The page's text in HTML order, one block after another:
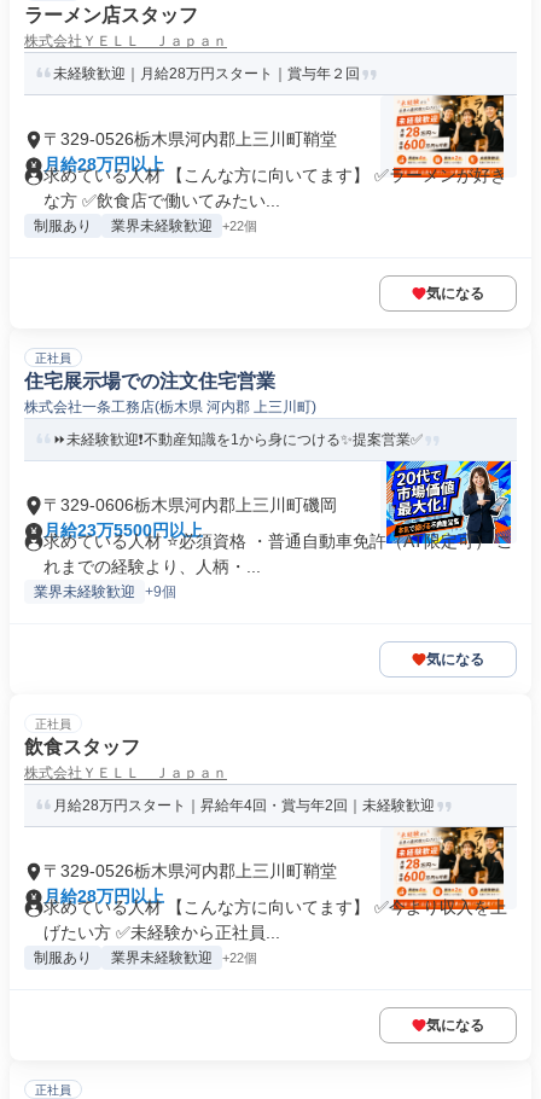
ラーメン店スタッフ
株式会社ＹＥＬＬ Ｊａｐａｎ
未経験歓迎｜月給28万円スタート｜賞与年２回
〒329-0526栃木県河内郡上三川町鞘堂
月給28万円以上
求めている人材 【こんな方に向いてます】 ✅ラーメンが好き
な方 ✅飲食店で働いてみたい...
制服あり 業界未経験歓迎 +22個
気になる
正社員
住宅展示場での注文住宅営業
株式会社一条工務店(栃木県 河内郡 上三川町)
⏩️未経験歓迎❗️不動産知識を1から身につける✨️提案営業✅
〒329-0606栃木県河内郡上三川町磯岡
月給23万5500円以上
求めている人材 ⭐必須資格 ・普通自動車免許（AT限定可） こ
れまでの経験より、人柄・...
業界未経験歓迎 +9個
気になる
正社員
飲食スタッフ
株式会社ＹＥＬＬ Ｊａｐａｎ
月給28万円スタート｜昇給年4回・賞与年2回｜未経験歓迎
〒329-0526栃木県河内郡上三川町鞘堂
月給28万円以上
求めている人材 【こんな方に向いてます】 ✅今より収入を上
げたい方 ✅未経験から正社員...
制服あり 業界未経験歓迎 +22個
気になる
正社員